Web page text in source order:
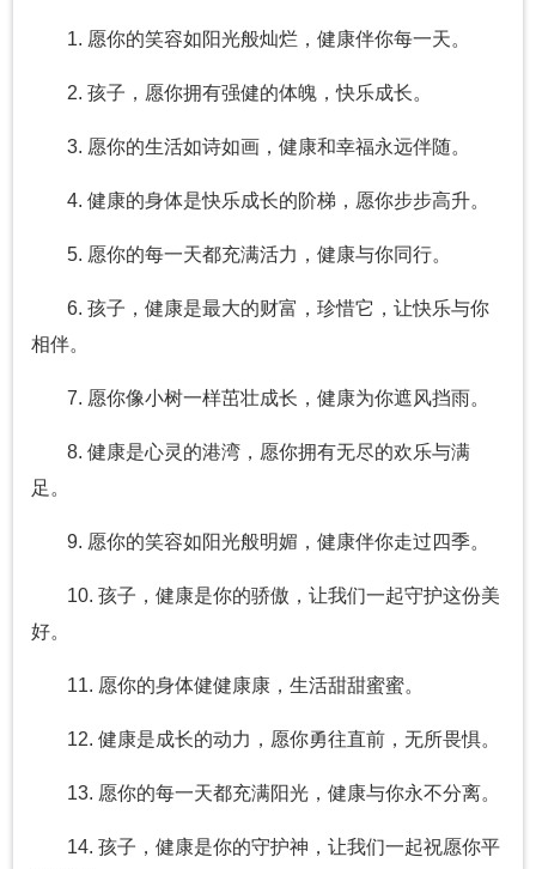
1. 愿你的笑容如阳光般灿烂，健康伴你每一天。
2. 孩子，愿你拥有强健的体魄，快乐成长。
3. 愿你的生活如诗如画，健康和幸福永远伴随。
4. 健康的身体是快乐成长的阶梯，愿你步步高升。
5. 愿你的每一天都充满活力，健康与你同行。
6. 孩子，健康是最大的财富，珍惜它，让快乐与你
相伴。
7. 愿你像小树一样茁壮成长，健康为你遮风挡雨。
8. 健康是心灵的港湾，愿你拥有无尽的欢乐与满
足。
9. 愿你的笑容如阳光般明媚，健康伴你走过四季。
10. 孩子，健康是你的骄傲，让我们一起守护这份美
好。
11. 愿你的身体健健康康，生活甜甜蜜蜜。
12. 健康是成长的动力，愿你勇往直前，无所畏惧。
13. 愿你的每一天都充满阳光，健康与你永不分离。
14. 孩子，健康是你的守护神，让我们一起祝愿你平